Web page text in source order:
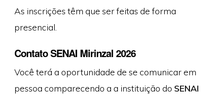
As inscrições têm que ser feitas de forma
presencial.
Contato SENAI Mirinzal 2026
Você terá a oportunidade de se comunicar em
pessoa comparecendo a a instituição do SENAI